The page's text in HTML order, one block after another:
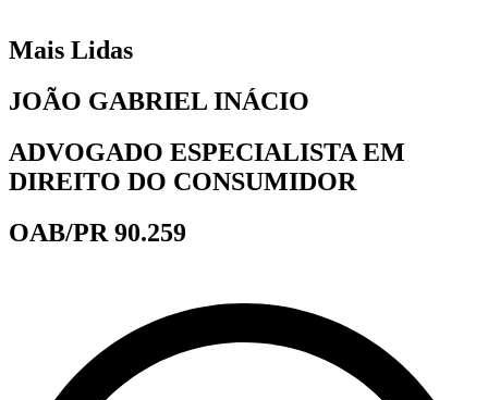
Mais Lidas
JOÃO GABRIEL INÁCIO
ADVOGADO ESPECIALISTA EM
DIREITO DO CONSUMIDOR
OAB/PR 90.259